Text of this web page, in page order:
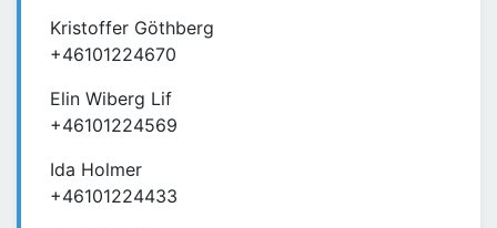
Kristoffer Göthberg
+46101224670
Elin Wiberg Lif
+46101224569
Ida Holmer
+46101224433